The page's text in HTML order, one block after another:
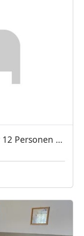
Arbeiter/Monteurzimmer für 12 Personen 1-2 Bett Zimmer